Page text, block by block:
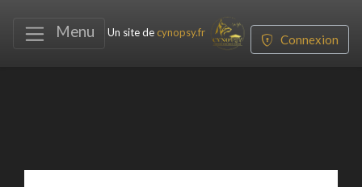
Menu Un site de cynopsy.fr
Connexion